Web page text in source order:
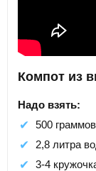
Компот из
Надо взять:
500
2,8 литра
3-4